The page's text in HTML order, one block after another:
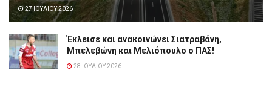
27 ΙΟΥΛΊΟΥ 2026
Έκλεισε και ανακοινώνει Σιατραβάνη,
Μπελεβώνη και Μελιόπουλο ο ΠΑΣ!
28 ΙΟΥΛΊΟΥ 2026